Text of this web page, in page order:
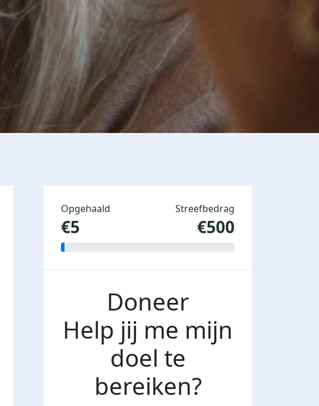
Opgehaald
€5
Streefbedrag
€500
Doneer
Help jij me mijn
doel te
bereiken?